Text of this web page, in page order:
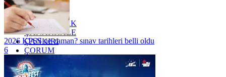
YALOVA
YOZGAT
ZONGULDAK
ÇANAKKALE
ÇANKIRI
ÇORUM
İSTANBUL
İZMİR
2026 KPSS ne zaman? sınav tarihleri belli oldu
6